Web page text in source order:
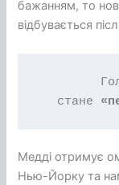
бажанням, то
відбувається
стане
Медді отримує
Нью-Йорку та